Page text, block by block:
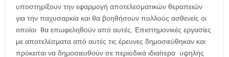
υποστηρίξουν την εφαρμογή αποτελεσματικών θεραπειών
για την παχυσαρκία και θα βοηθήσουν πολλούς ασθενείς οι
οποίοι θα επωφεληθούν από αυτές. Επιστημονικές εργασίες
με αποτελέσματα από αυτές τις έρευνες δημοσιεύθηκαν και
πρόκειται να δημοσιευθούν σε περιοδικά ιδιαίτερα υψηλής